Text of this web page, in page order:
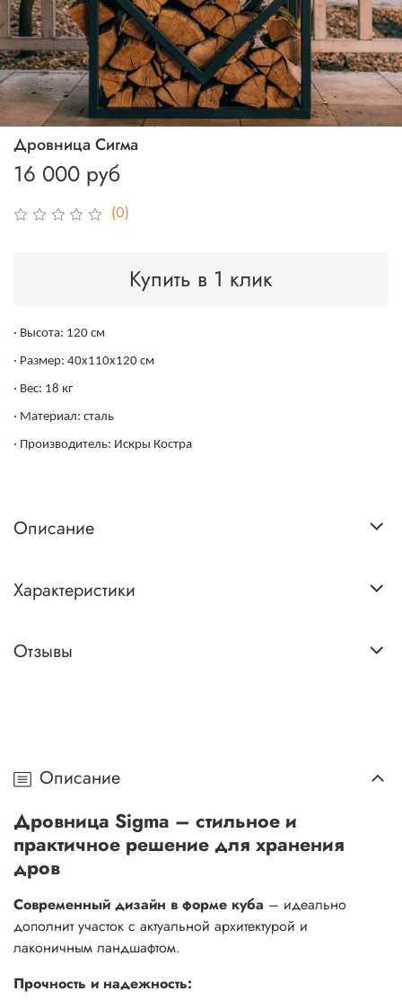
(0)
Дровница Сигма
16 000 руб
Купить в 1 клик
· Высота: 120 см
· Размер: 40х110х120 см
· Вес: 18 кг
· Материал: сталь
· Производитель: Искры Костра
Описание
Характеристики
Отзывы
Описание
Дровница Sigma – стильное и
практичное решение для хранения
дров
Современный дизайн в форме куба – идеально
дополнит участок с актуальной архитектурой и
лаконичным ландшафтом.
Прочность и надежность: